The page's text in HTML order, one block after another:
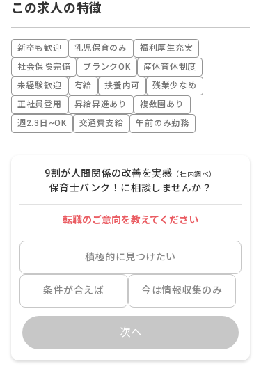
この求人の特徴
新卒も歓迎 乳児保育のみ
福利厚生充実
社会保険完備
ブランクOK
産休育休制度
未経験歓迎
有給 扶養内可
残業少なめ
正社員登用
昇給昇進あり
複数園あり
週2.3日~OK
交通費支給 午前のみ勤務
9割が人間関係の改善を実感 （社内調べ）
保育士バンク！に相談しませんか？
転職のご意向を教えてください
積極的に見つけたい
条件が合えば 今は情報収集のみ
次へ